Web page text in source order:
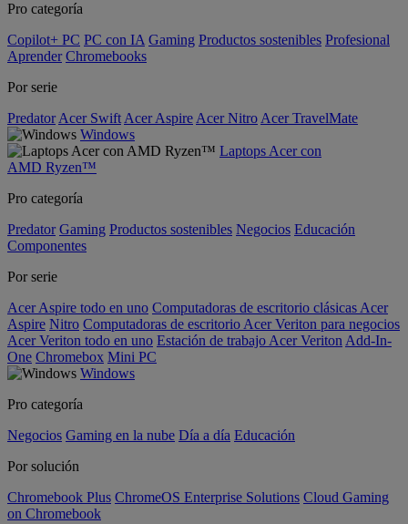
Pro categoría
Copilot+ PC PC con IA Gaming Productos sostenibles Profesional
Aprender Chromebooks
Por serie
Predator Acer Swift Acer Aspire Acer Nitro Acer TravelMate
Windows
Laptops Acer con
AMD Ryzen™
Pro categoría
Predator Gaming Productos sostenibles Negocios Educación
Componentes
Por serie
Acer Aspire todo en uno Computadoras de escritorio clásicas Acer
Aspire Nitro Computadoras de escritorio Acer Veriton para negocios
Acer Veriton todo en uno Estación de trabajo Acer Veriton Add-In-
One Chromebox Mini PC
Windows
Pro categoría
Negocios Gaming en la nube Día a día Educación
Por solución
Chromebook Plus ChromeOS Enterprise Solutions Cloud Gaming
on Chromebook